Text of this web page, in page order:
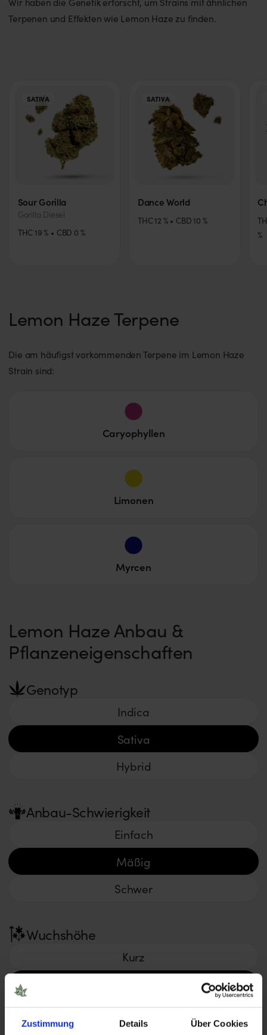
Zustimmung Details Über Cookies
Terpenen und Effekten wie Lemon Haze zu finden.
SATIVA
Sour Gorilla
Gorilla Diesel
THC 19 % CBD 0 %
SATIVA
Dance World
THC12 % CBD 10 %
%
Lemon Haze Terpene
Die am häufigst vorkommenden Terpene im Lemon Haze
Strain sind:
Caryophyllen
Limonen
Myrcen
Lemon Haze Anbau &
Pflanzeneigenschaften
Genotyp
Indica
Sativa
Hybrid
Anbau-Schwierigkeit
Einfach
Mäßig
Schwer
Wuchshöhe
Kurz
Groß